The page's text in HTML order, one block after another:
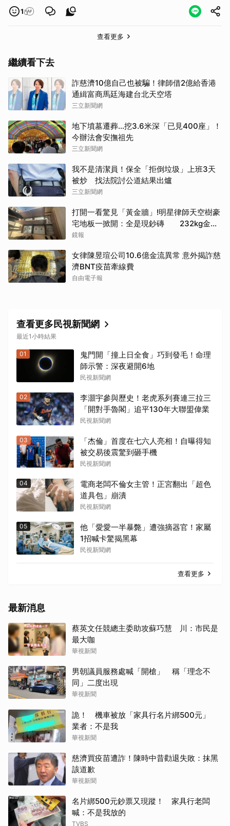
1
查看更多
繼續看下去
詐慈濟10億自己也被騙！律師借2億給香港
通緝富商馬廷海建台北天空塔
三立新聞網
地下墳墓遷葬…挖3.6米深「已見400座」！
今辦法會安撫祖先
三立新聞網
我不是清潔員！保全「拒倒垃圾」上班3天
被炒 找法院討公道結果出爐
三立新聞網
打開一看驚見「黃金牆」!明星律師天空樹豪
宅地板一掀開：全是現鈔磚 232kg金山
震撼影像曝
鏡報
女律陳昱瑄公司10.6億金流異常 意外揭詐慈
濟BNT疫苗牽線費
自由電子報
查看更多民視新聞網
最近1小時結果
01
鬼門開「撞上日全食」巧到發毛！命理
師示警：深夜避開6地
民視新聞網
02
李灝宇參與歷史！老虎系列賽連三拉三
「開對手魯閣」追平130年大聯盟偉業
民視新聞網
03
「杰倫」首度在七六人亮相！自曝得知
被交易後震驚到砸手機
民視新聞網
04
電商老闆不倫女主管！正宮翻出「超色
道具包」崩潰
民視新聞網
05
他「愛愛一半暴斃」遭強摘器官！家屬
1招喊卡驚揭黑幕
民視新聞網
查看更多
最新消息
蔡英文任競總主委助攻蘇巧慧 川：市民是
最大咖
華視新聞
男朝議員服務處喊「開槍」 稱「理念不
同」二度出現
華視新聞
詭！ 機車被放「家具行名片綁500元」
業者：不是我
華視新聞
慈濟買疫苗遭詐！陳時中昔勸退失敗：抹黑
該道歉
華視新聞
名片綁500元鈔票又現蹤！ 家具行老闆
喊：不是我放的
TVBS